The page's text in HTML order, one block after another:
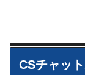
CSチャッ